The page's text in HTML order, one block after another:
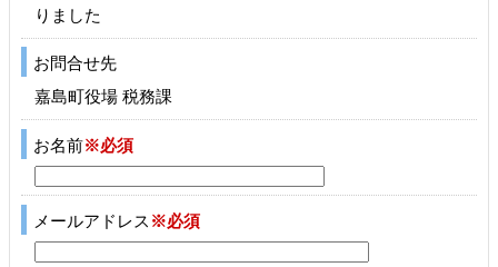
りました
お問合せ先
嘉島町役場 税務課
お名前※必須
メールアドレス ※必須